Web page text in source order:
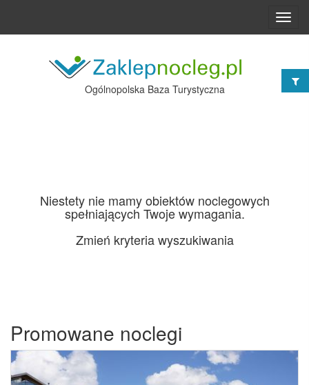
Ogólnopolska Baza Turystyczna
Niestety nie mamy obiektów noclegowych
spełniających Twoje wymagania.
Zmień kryteria wyszukiwania
Promowane noclegi
Previous Next